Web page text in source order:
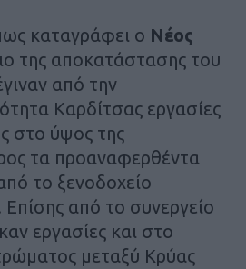
καταγράφει ο Νέος
της αποκατάστασης του
από την
Καρδίτσας εργασίες
στο ύψος της
τα προαναφερθέντα
το ξενοδοχείο
από το συνεργείο
εργασίες και στο
μεταξύ Κρύας